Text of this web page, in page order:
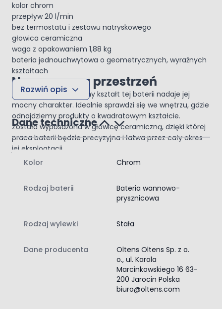
kolor chrom
przepływ 20 l/min
bez termostatu i zestawu natryskowego
głowica ceramiczna
waga z opakowaniem 1,88 kg
bateria jednouchwytowa o geometrycznych, wyraźnych
kształtach
Nowoczesna przestrzeń
Geometryczny, wyraźny kształt tej baterii nadaje jej
mocny charakter. Idealnie sprawdzi się we wnętrzu, gdzie
odnajdziemy produkty o kwadratowym kształcie.
Została wyposażona w głowicę ceramiczną, dzięki której
praca baterii będzie precyzyjna i łatwa przez cały okres
jej eksploatacji.
Jej błysk będzie cieszył nas przez lata!
Zawartość zestawu:
bateria wannowo-prysznicowa
instrukcja montażu baterii wannowo‑prysznicowej
Rozwiń opis
Dane techniczne
Kolor Chrom
Rodzaj baterii
Bateria wannowo-
prysznicowa
Rodzaj wylewki Stała
Dane producenta
Oltens Oltens Sp. z o.
o., ul. Karola
Marcinkowskiego 16 63-
200 Jarocin Polska
biuro@oltens.com